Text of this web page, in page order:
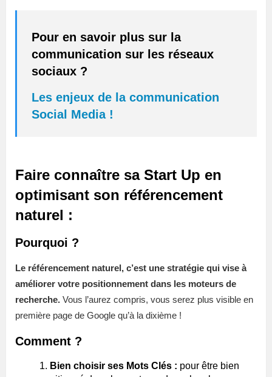
Pour en savoir plus sur la
communication sur les réseaux
sociaux ?
Les enjeux de la communication
Social Media !
Faire connaître sa Start Up en
optimisant son référencement
naturel :
Pourquoi ?
Le référencement naturel, c’est une stratégie qui vise à
améliorer votre positionnement dans les moteurs de
recherche. Vous l’aurez compris, vous serez plus visible en
première page de Google qu’à la dixième !
Comment ?
Bien choisir ses Mots Clés : pour être bien